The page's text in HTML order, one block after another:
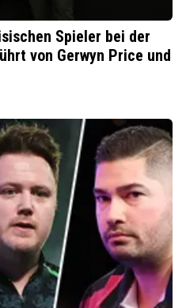
Spieler bei der
von Gerwyn Price und